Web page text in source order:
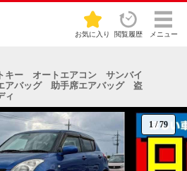
お気に入り 閲覧履歴 メニュー
キー オートエアコン サンバイ
バッグ 助手席エアバッグ 盗
ィ
1 /79